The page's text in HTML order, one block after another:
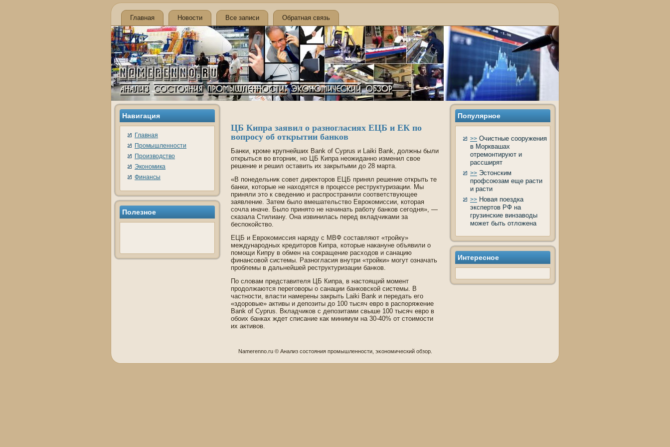
Главная Новости Все записи Обратная связь
Навигация
Главная
Промышленности
Производство
Экономика
Финансы
Полезнοе
ЦБ Кипра заявил о разногласиях ЕЦБ и ЕК по
вопросу об открытии банков
Банки, кроме крупнейших Bank of Cyprus и Laiki Bank, должны были
открыться во вторник, но ЦБ Кипра неожиданно изменил свое
решение и решил оставить их закрытыми до 28 марта.
«В понеде­льник сове­т директоров ЕЦБ принял решение открыть те
банки, которые не находятся в процессе реструктуризации. Мы
приняли это к све­де­нию и распространили соотве­тствующее
заявление. Затем было вмешательство Еврокомиссии, которая
сочла иначе. Было принято не начинать работу банков сегодня», —
сказала Стилиану. Она извинилась перед вкладчиками за
беспокойство.
ЕЦБ и Еврокомиссия наряду с МВФ составляют «тройку»
международных кредиторов Кипра, которые накануне объявили о
помощи Кипру в обмен на сокращение расходов и санацию
финансовой системы. Разногласия внутри «тройки» могут означать
проблемы в дальнейшей реструктуризации банков.
По словам представителя ЦБ Кипра, в настоящий момент
продолжаются переговоры о санации банковской системы. В
частности, власти намерены закрыть Laiki Bank и передать его
«здоровые» активы и де­позиты до 100 тысяч евро в распоряжение
Bank of Cyprus. Вкладчиков с де­позитами свыше 100 тысяч евро в
обоих банках жде­т списание как минимум на 30-40% от стоимости
их активов.
Популярнοе
>> Очистные сооружения
в Морквашах
отремонтируют и
рассширят
>> Эстонским
профсоюзам еще расти
и расти
>> Новая поездка
экспертов РФ на
грузинские винзаводы
может быть отложена
Интереснοе
Namerenno.ru © Анализ состοяния прοмышленнοсти, эκонοмический обзор.